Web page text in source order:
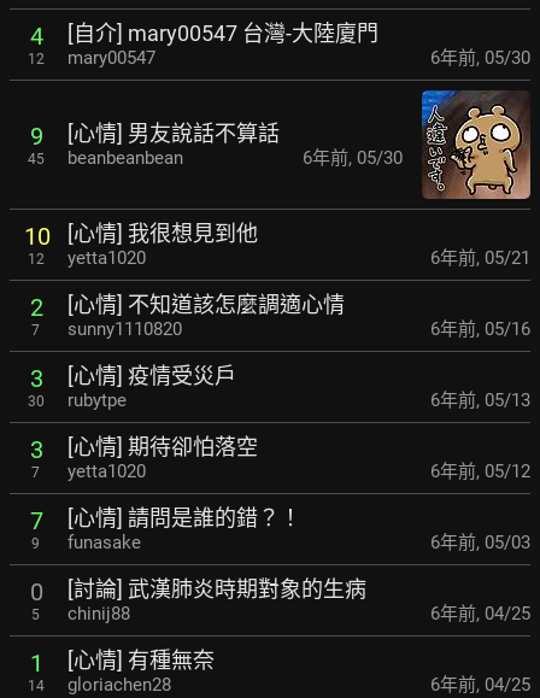
4
12
[自介] mary00547 台灣-大陸廈門
mary00547 6年前, 05/30
9
45
[心情] 男友說話不算話
beanbeanbean 6年前, 05/30
10
12
[心情] 我很想見到他
yetta1020 6年前, 05/21
2
7
[心情] 不知道該怎麼調適心情
sunny1110820 6年前, 05/16
3
30
[心情] 疫情受災戶
rubytpe 6年前, 05/13
3
7
[心情] 期待卻怕落空
yetta1020 6年前, 05/12
7
9
[心情] 請問是誰的錯？！
funasake 6年前, 05/03
0
5
[討論] 武漢肺炎時期對象的生病
chinij88 6年前, 04/25
1
14
[心情] 有種無奈
gloriachen28 6年前, 04/25